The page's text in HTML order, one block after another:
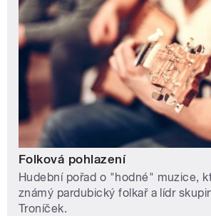
Folková pohlazení
Hudební pořad o "hodné" muzice,
známý pardubický folkař a lídr
Troníček.